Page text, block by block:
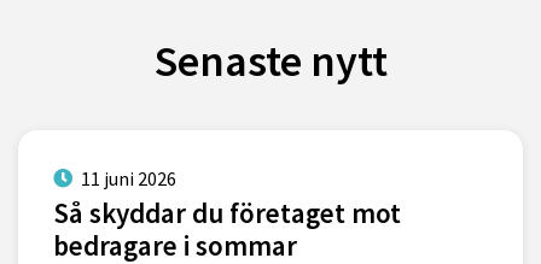
Senaste nytt
11 juni 2026
Så skyddar du företaget mot
bedragare i sommar